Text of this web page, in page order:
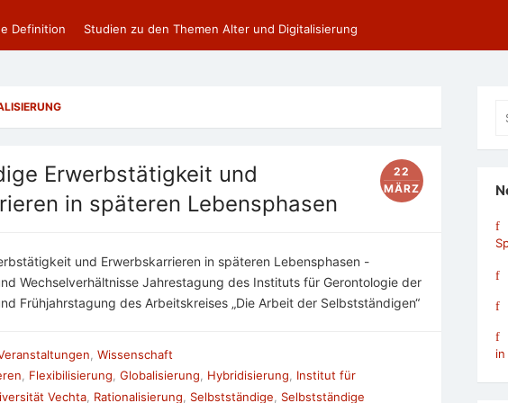
Definition Studien zu den Themen Alter und Digitalisierung
Erwerbstätigkeit und
in späteren Lebensphasen
22
MÄRZ
und Erwerbskarrieren in späteren Lebensphasen -
Wechselverhältnisse Jahrestagung des Instituts für Gerontologie der
Frühjahrstagung des Arbeitskreises „Die Arbeit der Selbstständigen“
Wissenschaft
, Flexibilisierung, Globalisierung, Hybridisierung, Institut für
Vechta Rationalisierung Selbstständige
Selbstständige